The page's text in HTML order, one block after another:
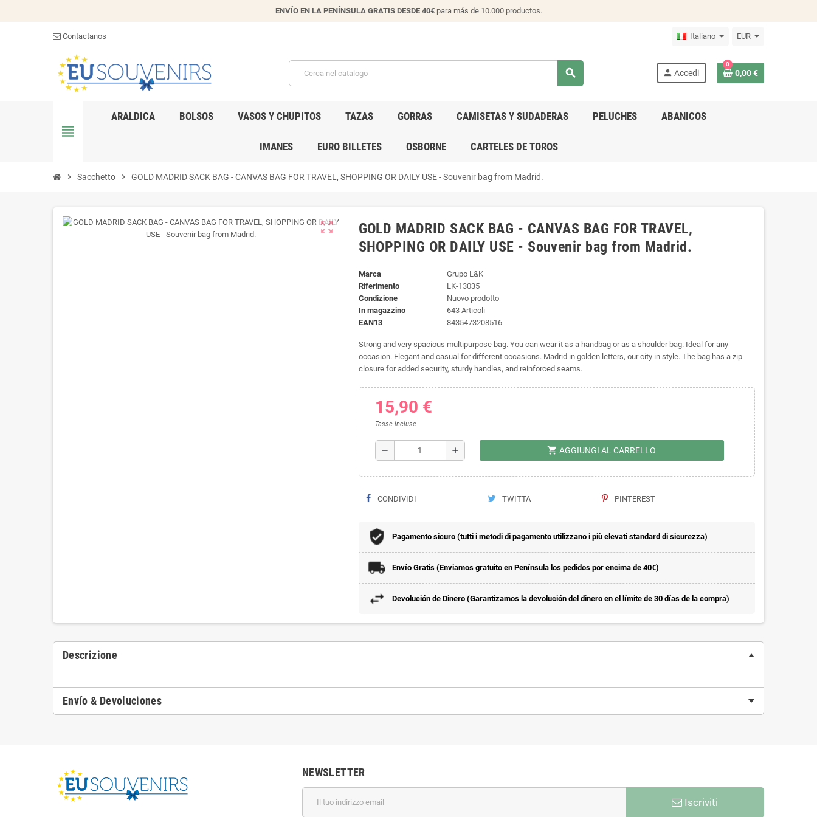
ENVÍO EN LA PENÍNSULA GRATIS DESDE 40€para más de 10.000 productos.
Contactanos Italiano EUR
search person Accedi
0
0,00 €
view_headline
ARALDICA BOLSOS VASOS Y CHUPITOS TAZAS GORRAS CAMISETAS Y SUDADERAS PELUCHES ABANICOS
IMANES EURO BILLETES OSBORNE CARTELES DE TOROS
chevron_right Sacchetto chevron_right GOLD MADRID SACK BAG - CANVAS BAG FOR TRAVEL, SHOPPING OR DAILY USE - Souvenir bag from Madrid.
zoom_out_map
GOLD MADRID SACK BAG - CANVAS BAG FOR TRAVEL,
SHOPPING OR DAILY USE - Souvenir bag from Madrid.
Marca
Grupo L&K
Riferimento
LK-13035
Condizione
Nuovo prodotto
In magazzino
643 Articoli
EAN13
8435473208516
Strong and very spacious multipurpose bag. You can wear it as a handbag or as a shoulder bag. Ideal for any
occasion. Elegant and casual for different occasions. Madrid in golden letters, our city in style. The bag has a zip
closure for added security, sturdy handles, and reinforced seams.
15,90 €
Tasse incluse
remove add shopping_cart AGGIUNGI AL CARRELLO
CONDIVIDI TWITTA PINTEREST
Pagamento sicuro (tutti i metodi di pagamento utilizzano i più elevati standard di sicurezza)
Envío Gratis (Enviamos gratuito en Península los pedidos por encima de 40€)
Devolución de Dinero (Garantizamos la devolución del dinero en el límite de 30 días de la compra)
Descrizione
Envío & Devoluciones
NEWSLETTER
Iscriviti